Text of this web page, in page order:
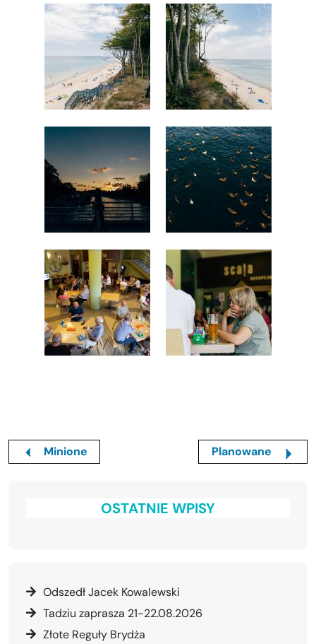
Minione Planowane
OSTATNIE WPISY
Odszedł Jacek Kowalewski
Tadziu zaprasza 21-22.08.2026
Złote Reguły Brydża